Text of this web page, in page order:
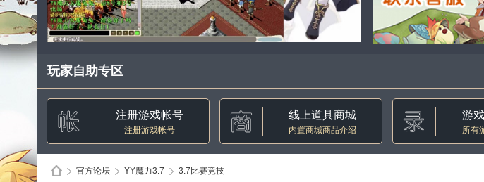
YY魔力-集市系统
YY魔力-自动寻路
YY魔力-称号收藏
玩家自助专区
注册游戏帐号
注册游戏帐号
线上道具商城
内置商城商品介绍
游
所有
官方论坛 YY魔力3.7 3.7比赛竞技